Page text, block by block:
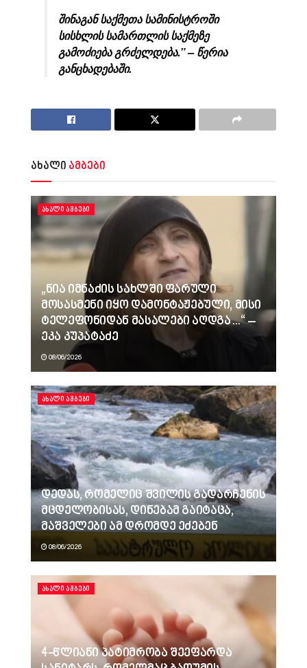
შინაგან საქმეთა სამინისტროში
სისხლის სამართლის საქმეზე
გამოძიება გრძელდება.” –წერია
განცხადებაში.
ახალი ამბები
ᲐᲮᲐᲚᲘ ᲐᲛᲑᲔᲑᲘ
„ნია იმნაძის სახლში ფარული
მოსასმენი იყო დამონტაჟებული, მისი
ტელეფონიდან მასალები აღდგა…“ –
ეკა კუპატაძე
08/06/2026
ᲐᲮᲐᲚᲘ ᲐᲛᲑᲔᲑᲘ
დედას, რომელიც შვილის გადარჩენის
მცდელობისას, დინებამ გაიტაცა,
მაშველები ამ დრომდე ეძებენ
08/06/2026
ᲐᲮᲐᲚᲘ ᲐᲛᲑᲔᲑᲘ
4-წლიანი პატიმრობა შეეფარდა